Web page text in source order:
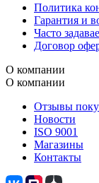
Политика
Гарантия и
Часто
Договор
О компании
О компании
Отзывы
Новости
ISO 9001
Магазины
Контакты